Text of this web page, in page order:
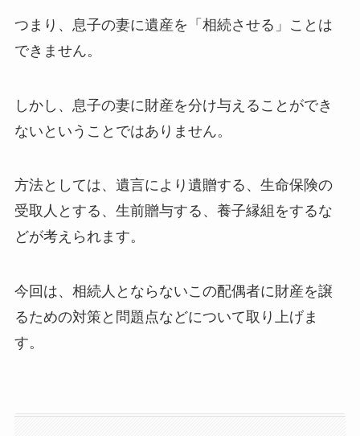
つまり、息子の妻に遺産を「相続させる」ことは
できません。
しかし、息子の妻に財産を分け与えることができ
ないということではありません。
方法としては、遺言により遺贈する、生命保険の
受取人とする、生前贈与する、養子縁組をするな
どが考えられます。
今回は、相続人とならないこの配偶者に財産を譲
るための対策と問題点などについて取り上げま
す。